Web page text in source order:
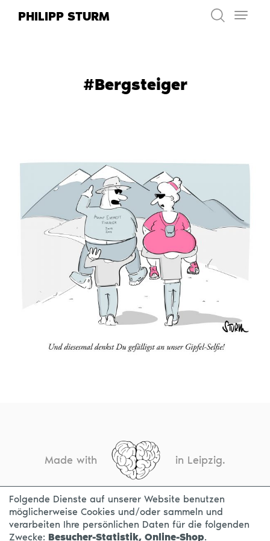
InhaltPHILIPP STURM
#Bergsteiger
Made with in Leipzig.
KONTAKT IMPRESSUM DATENSCHUTZ
Folgende Dienste auf unserer Website benutzen
möglicherweise Cookies und/oder sammeln und
verarbeiten Ihre persönlichen Daten für die folgenden
Zwecke: Besucher-Statistik, Online-Shop.